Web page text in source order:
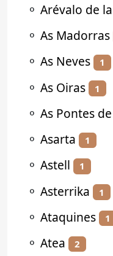
⚬ Arévalo de
⚬ As Madorras
⚬ As Neves 1
⚬ As Oiras 1
⚬ As Pontes
⚬ Asarta 1
⚬ Astell 1
⚬ Asterrika 1
⚬ Ataquines 1
⚬ Atea 2